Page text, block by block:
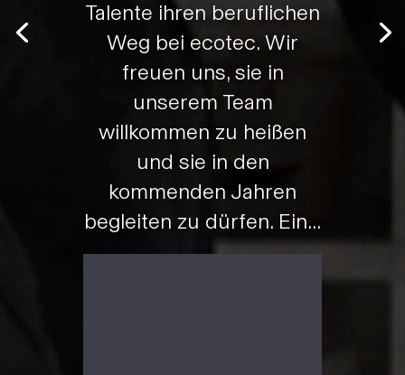
Talente ihren beruflichen
Weg bei ecotec. Wir
freuen uns, sie in
unserem Team
willkommen zu heißen
und sie in den
kommenden Jahren
begleiten zu dürfen. Ein...